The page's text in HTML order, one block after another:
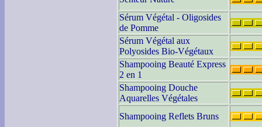
Sérum Végétal - Oligosides
de Pomme
Sérum Végétal aux
Polyosides Bio-Végétaux
Shampooing Beauté Express
2 en 1
Shampooing Douche
Aquarelles Végétales
Shampooing Reflets Bruns